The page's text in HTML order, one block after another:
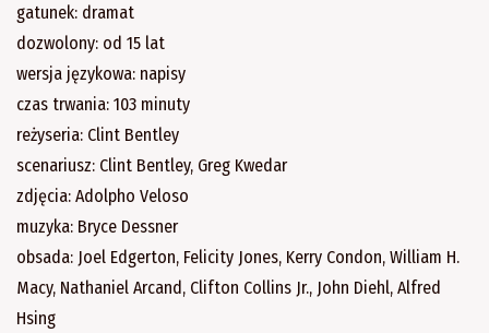
gatunek: dramat
dozwolony: od 15 lat
wersja językowa: napisy
czas trwania: 103 minuty
reżyseria: Clint Bentley
scenariusz: Clint Bentley, Greg Kwedar
zdjęcia: Adolpho Veloso
muzyka: Bryce Dessner
obsada: Joel Edgerton, Felicity Jones, Kerry Condon, William H.
Macy, Nathaniel Arcand, Clifton Collins Jr., John Diehl, Alfred
Hsing